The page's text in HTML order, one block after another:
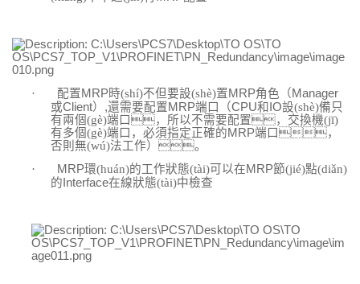
· 配置MRP時(shí)不但要設(shè)置MRP角色（ Manager
或Client） ,還需要配置MRP端口 （CPU和 IO設(shè)備只
有兩個(gè)端口，所以不需要配置，交換機(jī)
有多個(gè)端口，必須指定正確的MRP端口，
否則無(wú)法工作）。
·
MRP環(huán)的工作狀態(tài)可以在MRP節(jié)點(diǎn)
的 Interface在線狀態(tài)中檢查